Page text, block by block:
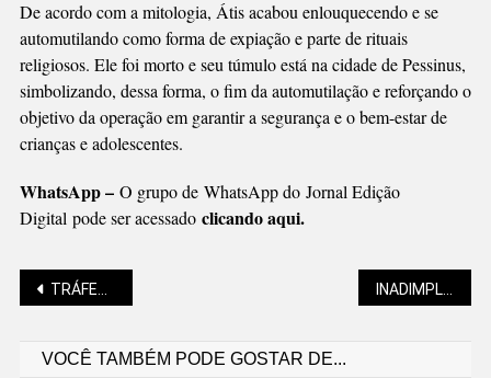
De acordo com a mitologia, Átis acabou enlouquecendo e se
automutilando como forma de expiação e parte de rituais
religiosos. Ele foi morto e seu túmulo está na cidade de Pessinus,
simbolizando, dessa forma, o fim da automutilação e reforçando o
objetivo da operação em garantir a segurança e o bem-estar de
crianças e adolescentes.
WhatsApp – O grupo de WhatsApp do Jornal Edição
Digital pode ser acessado clicando aqui.
Navegação
TRÁFEGO NAS VIAS CENTRAIS EXIGE ATENÇÃO
VOCÊ TAMBÉM PODE GOSTAR DE...